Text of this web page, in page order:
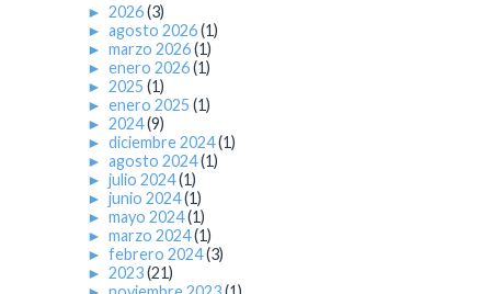
► 2026(3)
► agosto 2026(1)
► marzo 2026(1)
► enero 2026(1)
► 2025 (1)
► enero 2025 (1)
► 2024(9)
► diciembre 2024(1)
► agosto 2024(1)
► julio 2024(1)
► junio 2024(1)
► mayo 2024(1)
► marzo 2024(1)
► febrero 2024(3)
► 2023(21)